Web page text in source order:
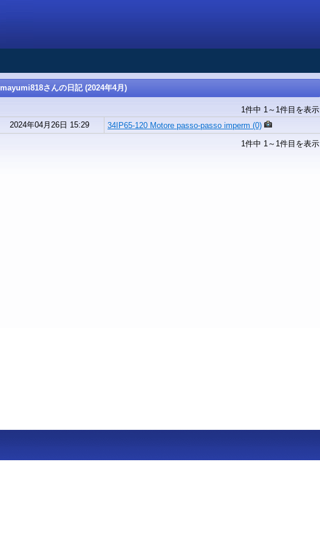
mayumi818さんの日記 (2024年4月)
1件中 1～1件目を表示
2024年04月26日 15:29
34IP65-120 Motore passo-passo imperm (0)
1件中 1～1件目を表示